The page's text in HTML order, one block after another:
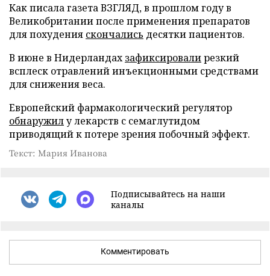
Как писала газета ВЗГЛЯД, в прошлом году в
Великобритании после применения препаратов
для похудения скончались десятки пациентов.
В июне в Нидерландахзафиксировалирезкий
всплеск отравлений инъекционными средствами
для снижения веса.
Европейский фармакологический регулятор
обнаружилу лекарств с семаглутидом
приводящий к потере зрения побочный эффект.
Текст: Мария Иванова
Подписывайтесь на наши
каналы
Комментировать